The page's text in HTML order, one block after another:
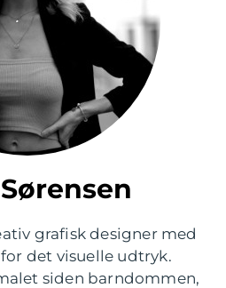
Sørensen
grafisk designer med
det visuelle udtryk.
siden barndommen,